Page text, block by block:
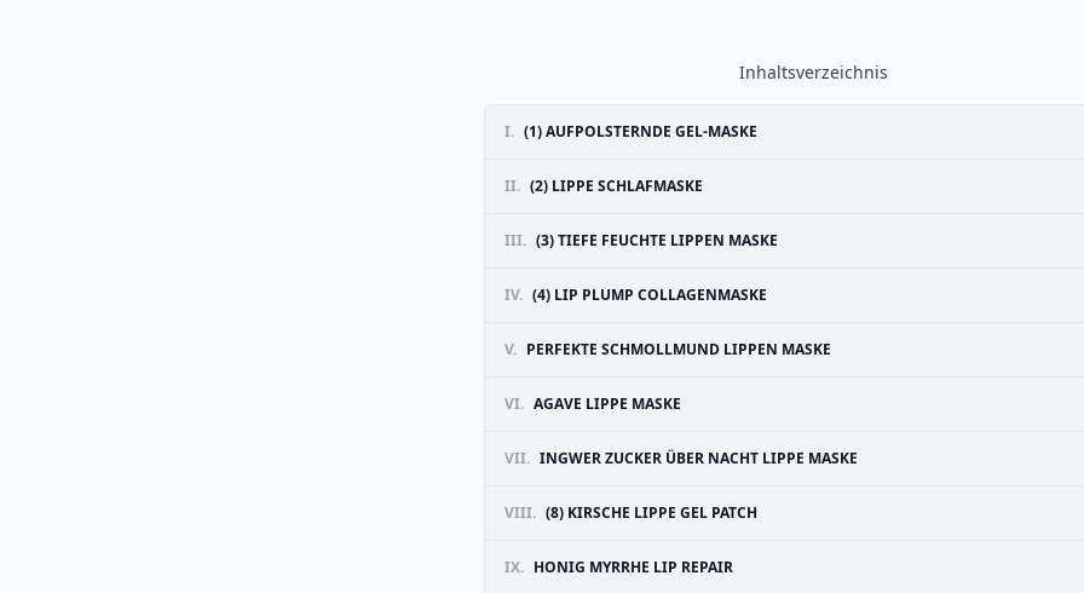
Inhaltsverzeichnis
I. (1) AUFPOLSTERNDE GEL-MASKE
II. (2) LIPPE SCHLAFMASKE
III. (3) TIEFE FEUCHTE LIPPEN MASKE
IV. (4) LIP PLUMP COLLAGENMASKE
V. PERFEKTE SCHMOLLMUND LIPPEN MASKE
VI. AGAVE LIPPE MASKE
VII. INGWER ZUCKER ÜBER NACHT LIPPE MASKE
VIII. (8) KIRSCHE LIPPE GEL PATCH
IX. HONIG MYRRHE LIP REPAIR